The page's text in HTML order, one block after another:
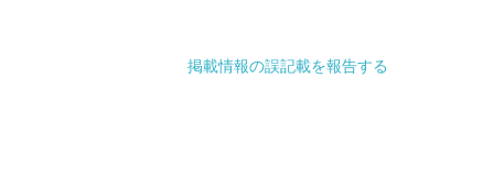
掲載情報の誤記載を報告する